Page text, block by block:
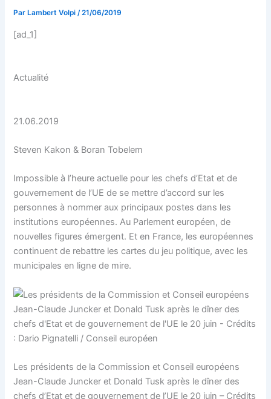
Par Lambert Volpi/21/06/2019
[ad_1]
Actualité
21.06.2019
Steven Kakon & Boran Tobelem
Impossible à l’heure actuelle pour les chefs d’Etat et de
gouvernement de l’UE de se mettre d’accord sur les
personnes à nommer aux principaux postes dans les
institutions européennes. Au Parlement européen, de
nouvelles figures émergent. Et en France, les européennes
continuent de rebattre les cartes du jeu politique, avec les
municipales en ligne de mire.
Les présidents de la Commission et Conseil européens
Jean-Claude Juncker et Donald Tusk après le dîner des
chefs d’Etat et de gouvernement de l’UE le 20 juin – Crédits